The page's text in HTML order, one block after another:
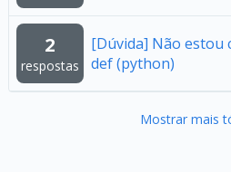
2
respostas
[Dúvida] Não estou
def (python)
Mostrar mais